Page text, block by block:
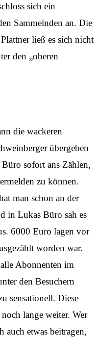
sich ein
Sammelnden an. Die
ließ es sich nicht
den „oberen
die wackeren
übergeben
sofort ans Zählen,
zu können.
man schon an der
in Lukas Büro sah es
6000 Euro lagen vor
worden war.
Abonnenten im
den Besuchern
sensationell. Diese
lange weiter. Wer
auch etwas beitragen,